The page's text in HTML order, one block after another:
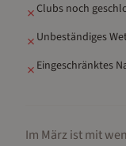
✗Clubs noch
✗ Unbeständiges
✗ Eingeschränktes
Im März ist mit